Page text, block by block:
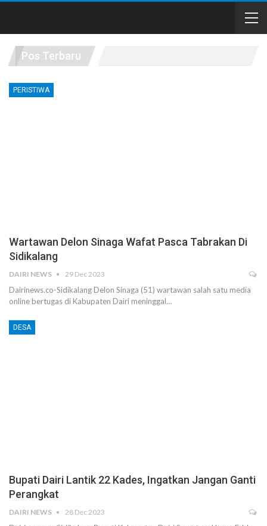
Pos Terbaru
PERISTIWA
Wartawan Delon Sinaga Wafat Pasca Tabrakan Di
Sidikalang
DAIRI NEWS 29 Dec 2023
Dairinews.co-Sidikalang Delon Sinaga (51) wartawan salah satu media
online bertugas di Kabupaten Dairi meninggal…
DESA
Bupati Dairi Lantik 22 Kades, Ingatkan Jangan Ganti
Perangkat
DAIRI NEWS 28 Dec 2023